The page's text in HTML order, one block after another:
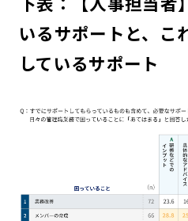
いるサポートと、こ
しているサポート